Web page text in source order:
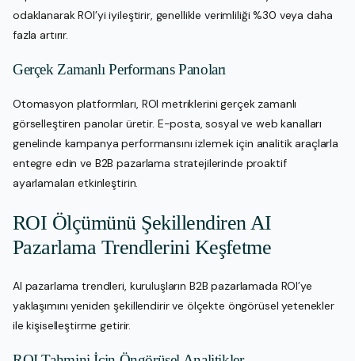
odaklanarak ROI’yi iyileştirir, genellikle verimliliği %30 veya daha
fazla artırır.
Gerçek Zamanlı Performans Panoları
Otomasyon platformları, ROI metriklerini gerçek zamanlı
görselleştiren panolar üretir. E-posta, sosyal ve web kanalları
genelinde kampanya performansını izlemek için analitik araçlarla
entegre edin ve B2B pazarlama stratejilerinde proaktif
ayarlamaları etkinleştirin.
ROI Ölçümünü Şekillendiren AI
Pazarlama Trendlerini Keşfetme
AI pazarlama trendleri, kuruluşların B2B pazarlamada ROI’ye
yaklaşımını yeniden şekillendirir ve ölçekte öngörüsel yetenekler
ile kişiselleştirme getirir.